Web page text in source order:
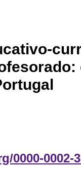
0000-0002-